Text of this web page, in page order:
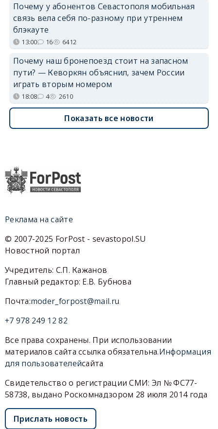
Почему у абонентов Севастополя мобильная
связь вела себя по-разному при утреннем
блэкауте
13:00 16 6412
Почему наш бронепоезд стоит на запасном
пути? — Кеворкян объяснил, зачем России
играть вторым номером
18:08 4 2610
Показать все новости
Реклама на сайте
© 2007-2025 ForPost - sevastopol.SU
Новостной портал
Учредитель: С.П. Кажанов
Главный редактор: Е.В. Бубнова
Почта:moder_forpost@mail.ru
+7 978 249 12 82
Все права сохранены. При использовании
материалов сайта ссылка обязательна.Информация
для пользователейсайта
Свидетельство о регистрации СМИ: Эл № ФС77-
58738, выдано Роскомнадзором 28 июля 2014 года
Прислать новость